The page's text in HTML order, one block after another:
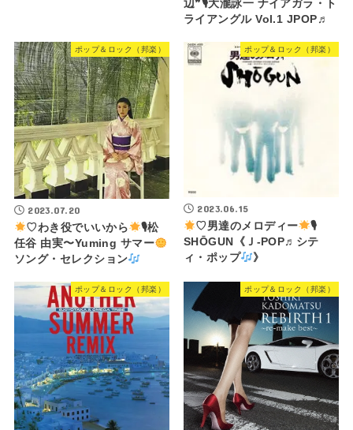
辺❞🎙大瀧詠一 ナイアガラ・ト
ライアングル Vol.1 JPOP♬
ポップ＆ロック（邦楽）
2023.07.20
♡わき役でいいから
🎙松
任谷 由実〜Yuming サマー
ソング・セレクション
ポップ＆ロック（邦楽）
2023.06.15
♡男達のメロディー
🎙
SHŌGUN《Ｊ-POP♬シテ
ィ・ポップ
》
ポップ＆ロック（邦楽） ポップ＆ロック（邦楽）